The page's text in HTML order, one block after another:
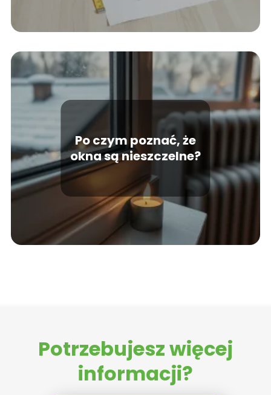
Po czym poznać, że
okna są nieszczelne?
Potrzebujesz więcej
informacji?